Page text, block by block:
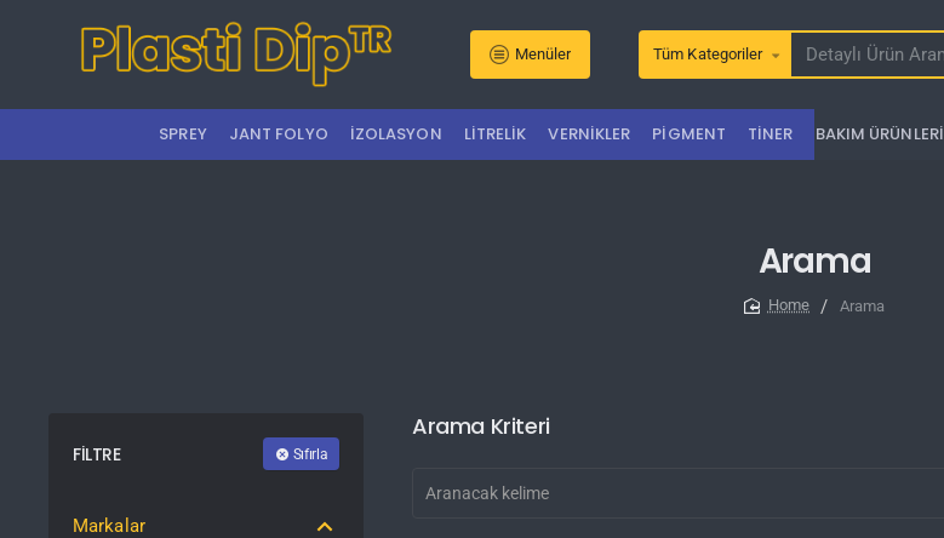
Menüler Tüm Kategoriler
Detaylı
Arama...
SPREY JANT FOLYO İZOLASYON LITRELIK VERNIKLER PIGMENT TINER BAKIM ÜRÜNLERI
Arama
Arama
FILTRE Sıfırla
Markalar
Arama Kriteri